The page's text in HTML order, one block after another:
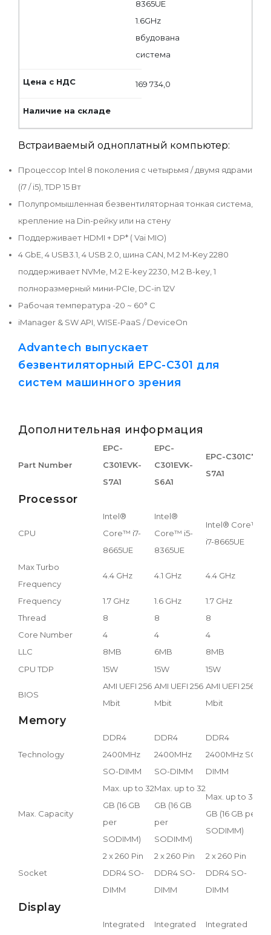
8365UE
1.6GHz
вбудована
система
169 734,0
Встраиваемый одноплатный компьютер:
Процессор Intel 8 поколения с четырьмя / двумя ядрами
(i7 / i5), TDP 15 Вт
Полупромышленная безвентиляторная тонкая система,
крепление на Din-рейку или на стену
Поддерживает HDMI + DP* ( Vai MIO)
4 GbE, 4 USB3.1, 4 USB 2.0, шина CAN, M.2 M-Key 2280
поддерживает NVMe, M.2 E-key 2230, M.2 B-key, 1
полноразмерный мини-PCIe, DC-in 12V
Рабочая температура -20 ~ 60° С
iManager & SW API, WISE-PaaS / DeviceOn
Advantech выпускает
безвентиляторный EPC-C301 для
систем машинного зрения
Дополнительная информация
Part Number
EPC-
C301EVK-
S7A1
EPC-
C301EVK-
S6A1
EPC-C301C7-
S7A1
Processor
CPU
Intel®
Core™ i7-
8665UE
Intel®
Core™ i5-
8365UE
Intel® Core™
i7-8665UE
Max Turbo
Frequency
4.4 GHz 4.1 GHz 4.4 GHz
Frequency 1.7 GHz 1.6 GHz 1.7 GHz
Thread
8 8 8
Core Number
4 4 4
LLC
8MB 6MB 8MB
CPU TDP 15W 15W 15W
BIOS
AMI UEFI 256
Mbit
AMI UEFI 256
Mbit
AMI UEFI 256
Mbit
Memory
Technology
DDR4
2400MHz
SO-DIMM
DDR4
2400MHz
SO-DIMM
DDR4
2400MHz SO-
DIMM
Max. Capacity
Max. up to 32
GB (16 GB
per
SODIMM)
Max. up to 32
GB (16 GB
per
SODIMM)
Max. up to 32
GB (16 GB per
SODIMM)
Socket
2 x 260 Pin
DDR4 SO-
DIMM
2 x 260 Pin
DDR4 SO-
DIMM
2 x 260 Pin
DDR4 SO-
DIMM
Display
Integrated
Integrated
Integrated